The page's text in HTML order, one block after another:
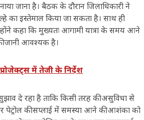
जाना है। बैठक के दौरान जिलाधिकारी ने
का इस्तेमाल किया जा सकता है। साथ ही
कहा कि मुख्यतः आगामी यात्रा के समय आने
जानी आवश्यक है।
में तेजी के निर्देश
दे रहा है ताकि किसी तरह की असुविधा से
पेट्रोल की सप्लाई में समस्या आने की आशंका को